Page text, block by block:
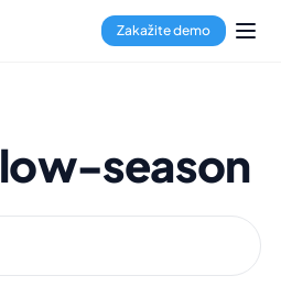
Zakažite demo
season